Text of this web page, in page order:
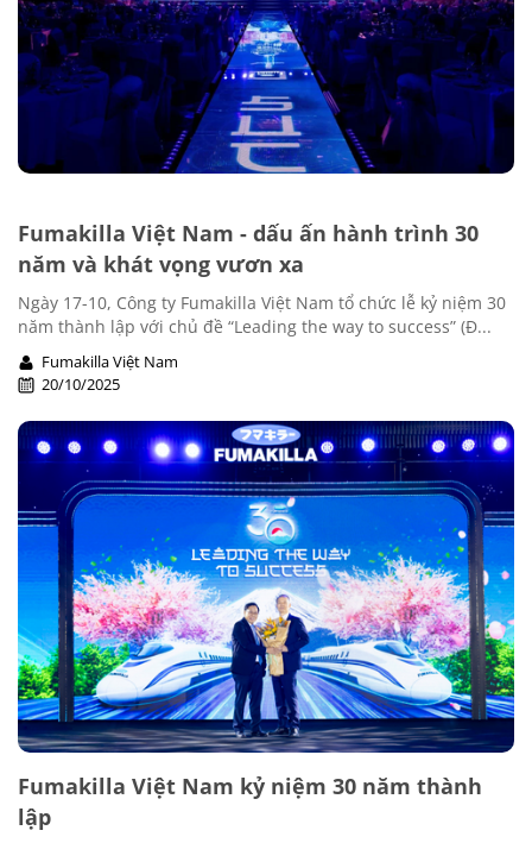
Fumakilla Việt Nam - dấu ấn hành trình 30
năm và khát vọng vươn xa
Ngày 17-10, Công ty Fumakilla Việt Nam tổ chức lễ kỷ niệm 30
năm thành lập với chủ đề “Leading the way to success” (Đ...
Fumakilla Việt Nam
20/10/2025
Fumakilla Việt Nam kỷ niệm 30 năm thành
lập